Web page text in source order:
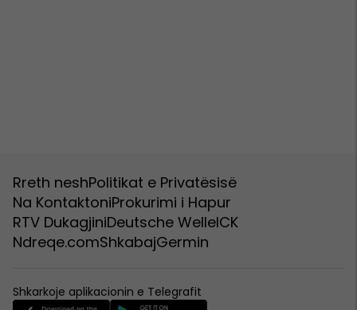
Rreth neshPolitikat e Privatësisë
Na KontaktoniProkurimi i Hapur
RTV DukagjiniDeutsche WelleICK
Ndreqe.comShkabajGermin
Shkarkoje aplikacionin e Telegrafit